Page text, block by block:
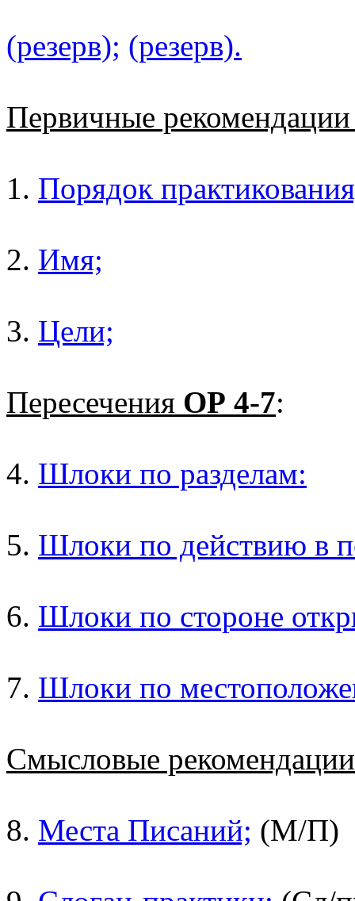
(резерв); (резерв).
Первичные
1. Порядок
2. Имя;
3. Цели;
Пересечения ОР 4-7:
4. Шлоки по разделам:
5. Шлоки по действию в
6. Шлоки по стороне
7. Шлоки по
Смысловые
8. Места Писаний; (М/П)